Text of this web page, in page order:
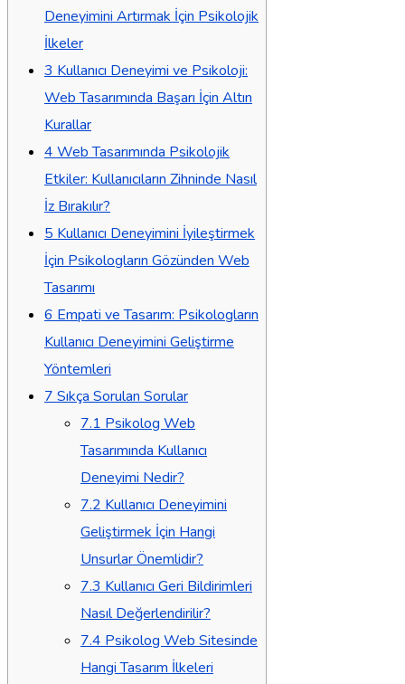
Deneyimini Artırmak İçin Psikolojik
İlkeler
3 Kullanıcı Deneyimi ve Psikoloji:
Web Tasarımında Başarı İçin Altın
Kurallar
4 Web Tasarımında Psikolojik
Etkiler: Kullanıcıların Zihninde Nasıl
İz Bırakılır?
5 Kullanıcı Deneyimini İyileştirmek
İçin Psikologların Gözünden Web
Tasarımı
6 Empati ve Tasarım: Psikologların
Kullanıcı Deneyimini Geliştirme
Yöntemleri
7 Sıkça Sorulan Sorular
7.1 Psikolog Web
Tasarımında Kullanıcı
Deneyimi Nedir?
7.2 Kullanıcı Deneyimini
Geliştirmek İçin Hangi
Unsurlar Önemlidir?
7.3 Kullanıcı Geri Bildirimleri
Nasıl Değerlendirilir?
7.4 Psikolog Web Sitesinde
Hangi Tasarım İlkeleri